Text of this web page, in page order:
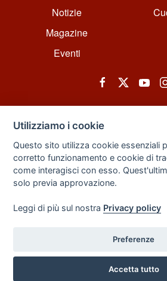
Notizie
Magazine
Eventi
© All rights reserved. Powered by Zarix
Business Centre, 8 Gainsborough Road,
Privacy Policy |
Utilizziamo i cookie
Questo sito utilizza cookie essenziali
corretto funzionamento e cookie di
come interagisci con esso.
solo previa approvazione.
Leggi di più sul nostra Privacy policy
Preferenze
Accetta tutto